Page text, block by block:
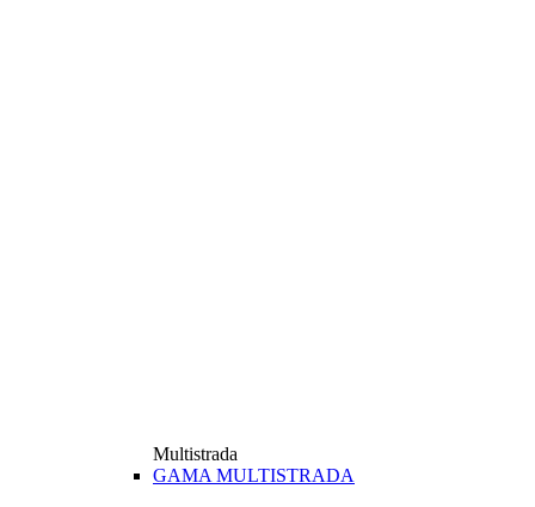
Multistrada
GAMA MULTISTRADA